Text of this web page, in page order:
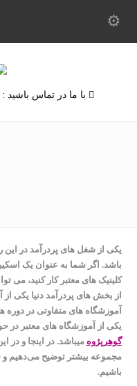
با ما در تماس باشید : 09191052738 -
یکی از شغل های پردرآمد در
باشد. اگر شما به عنوان یک
کلینیک های معتبر کار کنید، می
از بخش های پردرآمد دنیا یکی
آموزشگاه های متفاوتی در
یکی از آموزشگاه های معتبر
گوهرپژوه میباشد. در اینجا و
مجموعه بیشتر توضیح می‌دهیم
باشیم.